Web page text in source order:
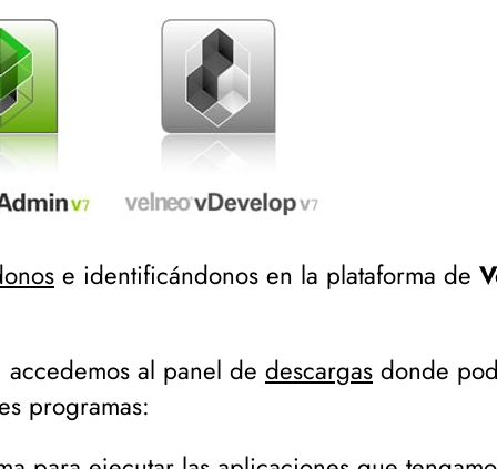
e identificándonos en la plataforma de
accedemos al panel de descargas donde
programas: